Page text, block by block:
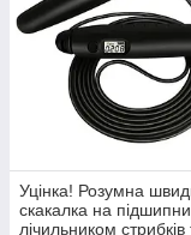
Уцінка! Розумна
скакалка на
лічильником стрибків